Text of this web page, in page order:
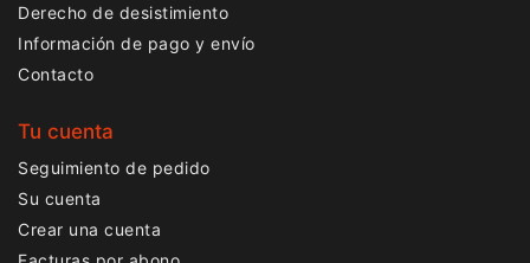
Derecho de desistimiento
Información de pago y envío
Contacto
Tu cuenta
Seguimiento de pedido
Su cuenta
Crear una cuenta